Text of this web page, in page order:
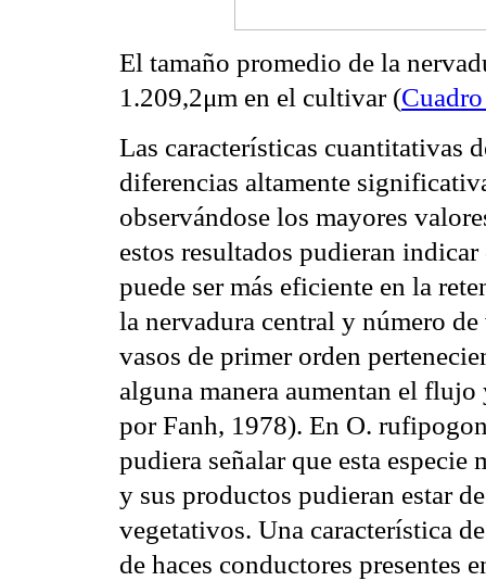
El tamaño promedio de la
1.209,2μm en el cultivar (
Las características cuantitativas
diferencias altamente
observándose los mayores
estos resultados pudieran
puede ser más eficiente en la
la nervadura central y número
vasos de primer orden
alguna manera aumentan el
por Fanh, 1978). En O.
pudiera señalar que esta
y sus productos pudieran estar
vegetativos. Una característica
de haces conductores presentes